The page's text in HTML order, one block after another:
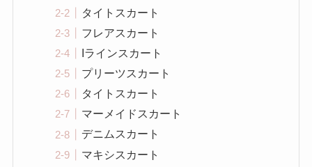
タイトスカート
フレアスカート
Iラインスカート
プリーツスカート
タイトスカート
マーメイドスカート
デニムスカート
マキシスカート